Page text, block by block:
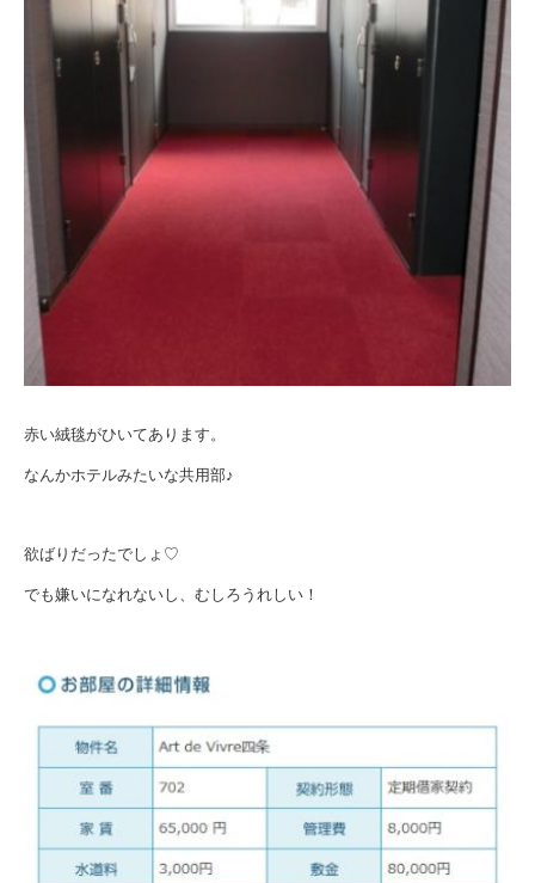
赤い絨毯がひいてあります。
なんかホテルみたいな共用部♪
欲ばりだったでしょ♡
でも嫌いになれないし、むしろうれしい！